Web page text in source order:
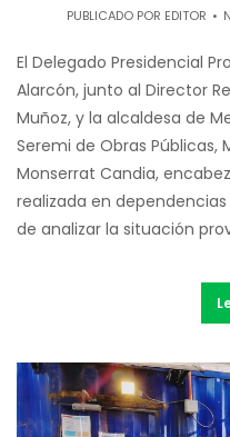
PUBLICADO POR EDITOR
El Delegado Presidencial
Alarcón, junto al Director
Muñoz, y la alcaldesa de
Seremi de Obras Públicas,
Monserrat Candia,
realizada en
de analizar la situación